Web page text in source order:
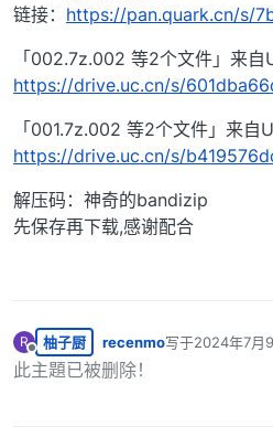
链接： https://pan.quark.cn/s/
「002.7z.002 等2个文件」来自
https://drive.uc.cn/s/
「001.7z.002 等2个文件」来自
https://drive.uc.cn/s/
解压码：神奇的bandizip
先保存再下载,感谢配合
R
离线
柚子厨 recenmo写于2024年7月
最后由 编辑
此主題已被删除！